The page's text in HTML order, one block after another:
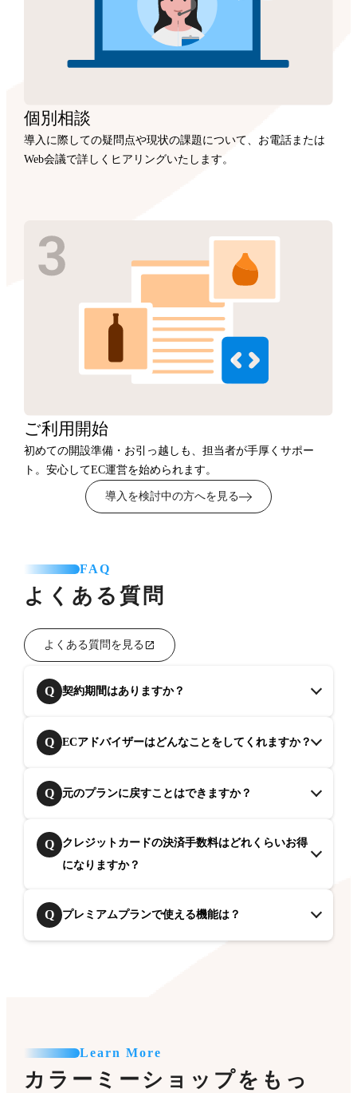
個別相談
導入に際しての疑問点や現状の課題について、お電話または
Web会議で詳しくヒアリングいたします。
ご利用開始
初めての開設準備・お引っ越しも、担当者が手厚くサポー
ト。安心してEC運営を始められます。
導入を検討中の方へを見る
FAQ
よくある質問
よくある質問を見る
Q 契約期間はありますか？
Q ECアドバイザーはどんなことをしてくれますか？
Q 元のプランに戻すことはできますか？
Q
クレジットカードの決済手数料はどれくらいお得
になりますか？
Q プレミアムプランで使える機能は？
Learn More
カラーミーショップをもっ